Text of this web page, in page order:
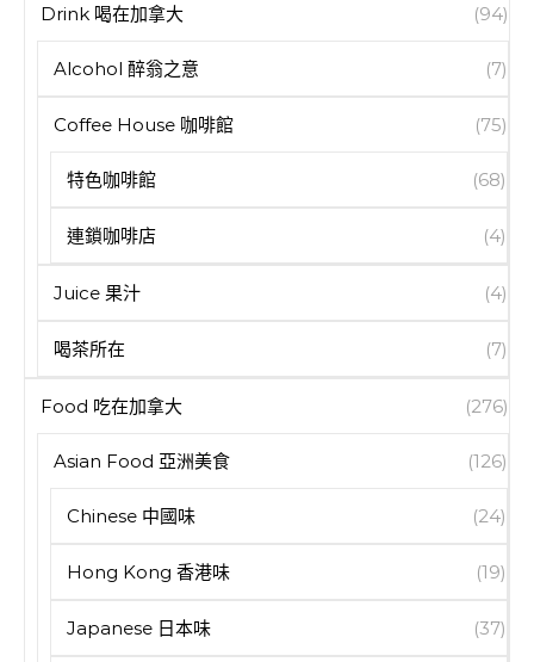
Drink 喝在加拿大 (94)
Alcohol 醉翁之意 (7)
Coffee House 咖啡館 (75)
特色咖啡館 (68)
連鎖咖啡店 (4)
Juice 果汁 (4)
喝茶所在 (7)
Food 吃在加拿大 (276)
Asian Food 亞洲美食 (126)
Chinese 中國味 (24)
Hong Kong 香港味 (19)
Japanese 日本味 (37)